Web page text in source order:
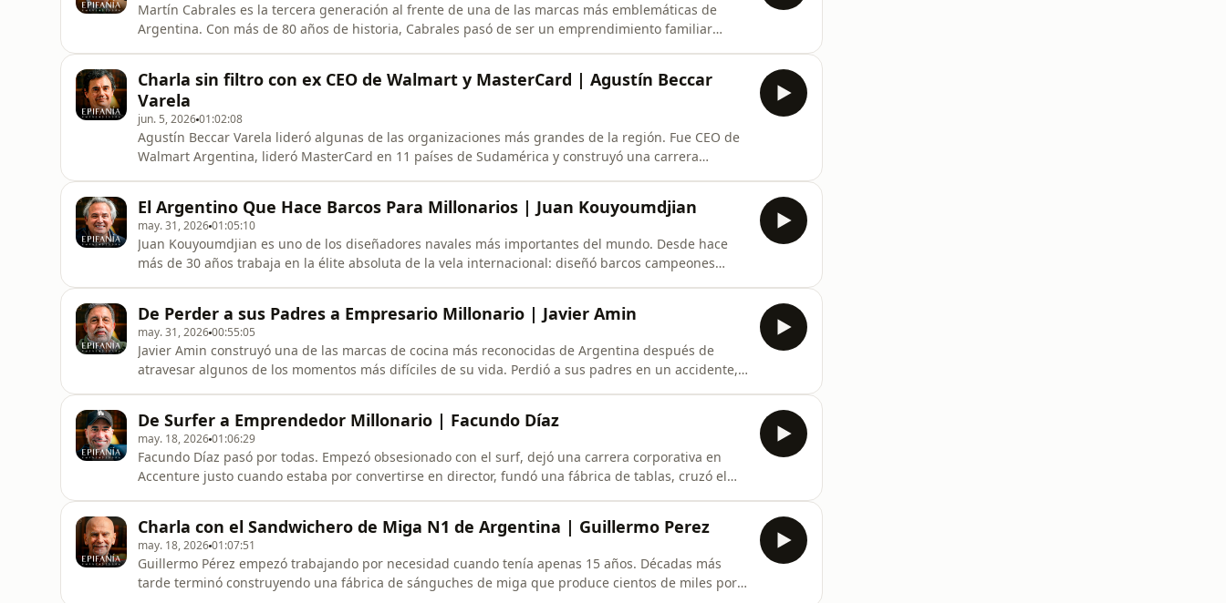
Martín Cabrales es la tercera generación al frente de una de las marcas más emblemáticas de
Argentina. Con más de 80 años de historia, Cabrales pasó de ser un emprendimiento familiar
👉 Si querés hacer un ca
Charla sin filtro con ex CEO de Walmart y MasterCard | Agustín Beccar
Varela
jun. 5, 202601:02:08
Agustín Beccar Varela lideró algunas de las organizaciones más grandes de la región. Fue CEO de
Walmart Argentina, lideró MasterCard en 11 países de Sudamérica y construyó una carrera
desde el inesperado momento en
El Argentino Que Hace Barcos Para Millonarios | Juan Kouyoumdjian
may. 31, 202601:05:10
Juan Kouyoumdjian es uno de los diseñadores navales más importantes del mundo. Desde hace
más de 30 años trabaja en la élite absoluta de la vela internacional: diseñó barcos campeones
Oracle y uno de los hombr
De Perder a sus Padres a Empresario Millonario | Javier Amin
may. 31, 202600:55:05
Javier Amin construyó una de las marcas de cocina más reconocidas de Argentina después de
atravesar algunos de los momentos más difíciles de su vida. Perdió a sus padres en un accidente,
visión empresari
De Surfer a Emprendedor Millonario | Facundo Díaz
may. 18, 202601:06:29
Facundo Díaz pasó por todas. Empezó obsesionado con el surf, dejó una carrera corporativa en
Accenture justo cuando estaba por convertirse en director, fundó una fábrica de tablas, cruzó el
hacer un cambio hac
Charla con el Sandwichero de Miga N1 de Argentina | Guillermo Perez
may. 18, 202601:07:51
Guillermo Pérez empezó trabajando por necesidad cuando tenía apenas 15 años. Décadas más
tarde terminó construyendo una fábrica de sánguches de miga que produce cientos de miles por